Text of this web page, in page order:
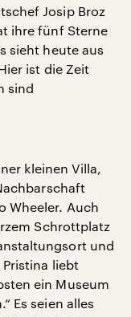
Josip Broz
ihre fünf Sterne
sieht heute aus
ist die Zeit
sind
kleinen Villa,
Wheeler. Auch
Schrottplatz
und
liebt
ein Museum
Es seien alles